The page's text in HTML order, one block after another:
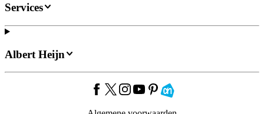
Services
Albert Heijn